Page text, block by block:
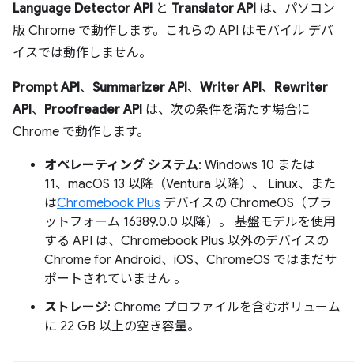
Language Detector API と Translator API は、パソコン
版 Chrome で動作します。これらの API はモバイル デバ
イスでは動作しません。
Prompt API、 Summarizer API、 Writer API、 Rewriter
API、 Proofreader API は、次の条件を満たす場合に
Chrome で動作します。
オペレーティング システム: Windows 10 または
11、macOS 13 以降（Ventura 以降）、 Linux、また
はChromebook Plus デバイスの ChromeOS（プラ
ットフォーム 16389.0.0 以降）。 基盤モデルを使用
する API は、Chromebook Plus 以外のデバイスの
Chrome for Android、iOS、ChromeOS ではまだサ
ポートされていません 。
ストレージ: Chrome プロファイルを含むボリューム
に 22 GB 以上の空き容量。